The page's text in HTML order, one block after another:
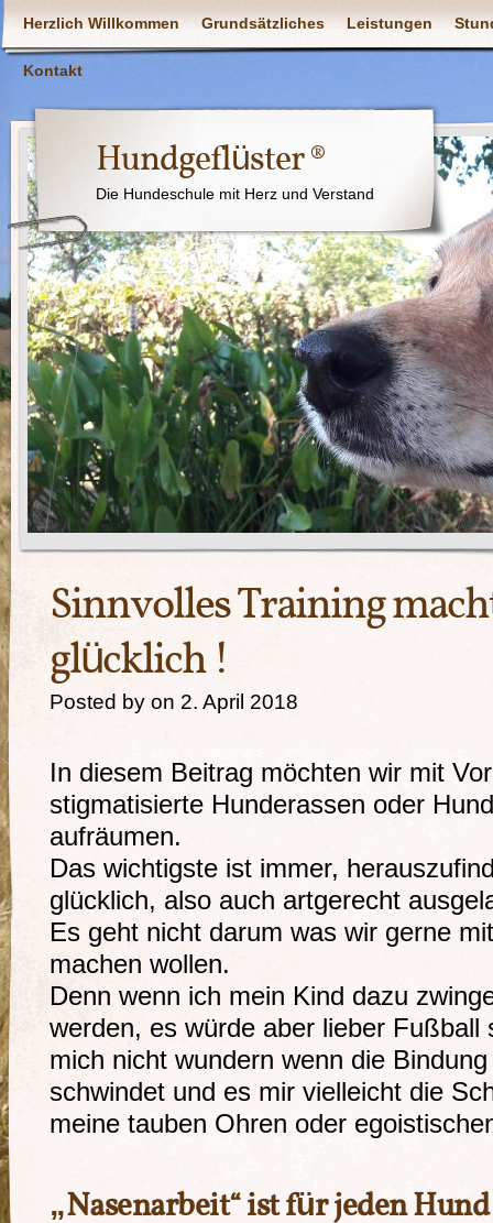
Herzlich Willkommen Grundsätzliches Leistungen
Kontakt
Hundgeflüster ®
Die Hundeschule mit Herz und Verstand
Sinnvolles Training
glücklich !
Posted by on 2. April 2018
In diesem Beitrag möchten wir mit
stigmatisierte Hunderassen oder
aufräumen.
Das wichtigste ist immer,
glücklich, also auch artgerecht
Es geht nicht darum was wir gerne
machen wollen.
Denn wenn ich mein Kind dazu
werden, es würde aber lieber Fußball
mich nicht wundern wenn die
schwindet und es mir vielleicht die
meine tauben Ohren oder
„Nasenarbeit“ist für jeden